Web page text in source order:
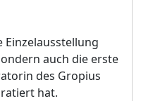
auch die erste
des Gropius
hat.